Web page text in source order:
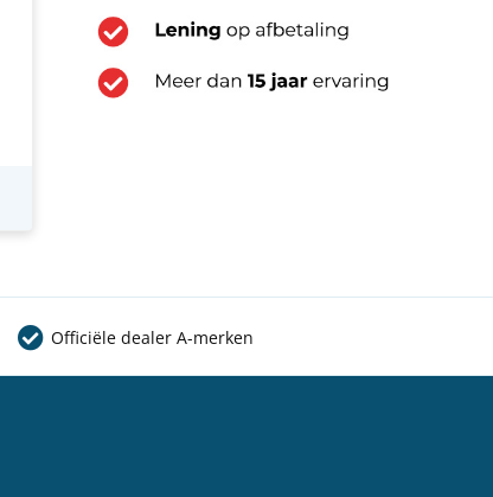
Officiële dealer A-merken